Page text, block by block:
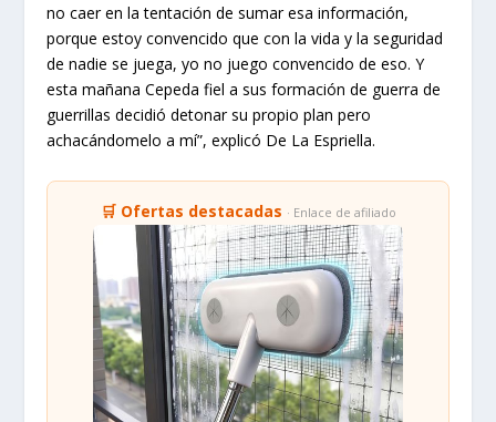
no caer en la tentación de sumar esa información,
porque estoy convencido que con la vida y la seguridad
de nadie se juega, yo no juego convencido de eso. Y
esta mañana Cepeda fiel a sus formación de guerra de
guerrillas decidió detonar su propio plan pero
achacándomelo a mí”, explicó De La Espriella.
🛒 Ofertas destacadas · Enlace de afiliado